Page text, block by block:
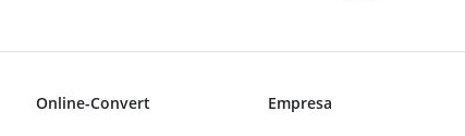
Online-Convert Empresa